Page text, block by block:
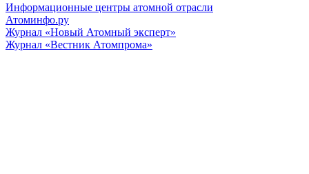
Информационные центры атомной отрасли
Атоминфо.ру
Журнал «Новый Атомный эксперт»
Журнал «Вестник Атомпрома»